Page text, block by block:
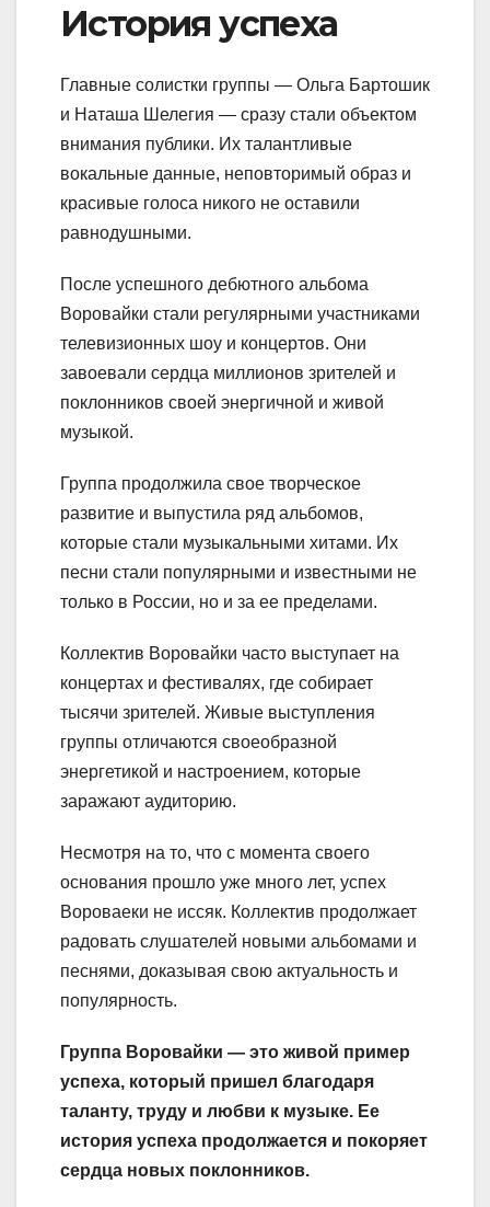
История успеха
Главные солистки группы — Ольга Бартошик
и Наташа Шелегия — сразу стали объектом
внимания публики. Их талантливые
вокальные данные, неповторимый образ и
красивые голоса никого не оставили
равнодушными.
После успешного дебютного альбома
Воровайки стали регулярными участниками
телевизионных шоу и концертов. Они
завоевали сердца миллионов зрителей и
поклонников своей энергичной и живой
музыкой.
Группа продолжила свое творческое
развитие и выпустила ряд альбомов,
которые стали музыкальными хитами. Их
песни стали популярными и известными не
только в России, но и за ее пределами.
Коллектив Воровайки часто выступает на
концертах и фестивалях, где собирает
тысячи зрителей. Живые выступления
группы отличаются своеобразной
энергетикой и настроением, которые
заражают аудиторию.
Несмотря на то, что с момента своего
основания прошло уже много лет, успех
Вороваеки не иссяк. Коллектив продолжает
радовать слушателей новыми альбомами и
песнями, доказывая свою актуальность и
популярность.
Группа Воровайки — это живой пример
успеха, который пришел благодаря
таланту, труду и любви к музыке. Ее
история успеха продолжается и покоряет
сердца новых поклонников.